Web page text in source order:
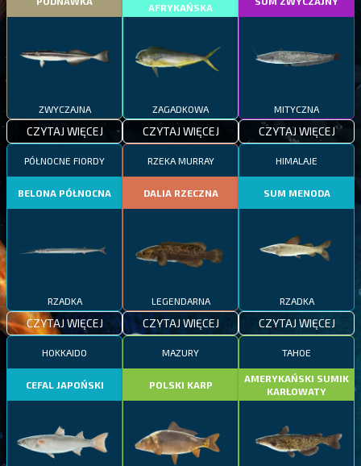
ZWYCZAJNA
CZYTAJ WIĘCEJ
AFRYKAŃSKA
ZAGADKOWA
CZYTAJ WIĘCEJ
MITYCZNA
CZYTAJ WIĘCEJ
PÓŁNOCNE FIORDY
BELONA PÓŁNOCNA
RZADKA
CZYTAJ WIĘCEJ
RZEKA MURRAY
DALIA RZECZNA
LEGENDARNA
CZYTAJ WIĘCEJ
HIMALAJE
SUM MENODA
RZADKA
CZYTAJ WIĘCEJ
HOKKAIDO
CEFAL JAPOŃSKI
MAZURY
POLSKI KARP
TAHOE
AMERYKAŃSKI SUMIK
KARŁOWATY